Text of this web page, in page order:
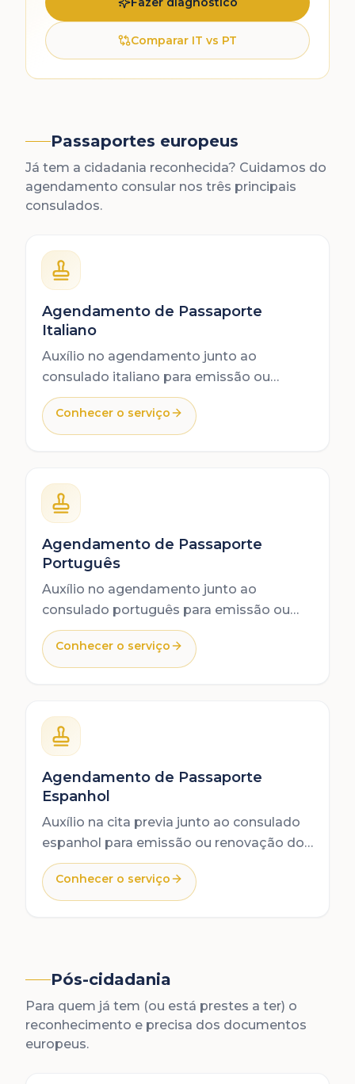
Comparar IT vs PT
Passaportes europeus
Já tem a cidadania reconhecida? Cuidamos do
agendamento consular nos três principais
consulados.
Agendamento de Passaporte
Italiano
Auxílio no agendamento junto ao
consulado italiano para emissão ou
renovação do passaporte italiano.
Conhecer o serviço
Agendamento de Passaporte
Português
Auxílio no agendamento junto ao
consulado português para emissão ou
renovação do passaporte eletrônico
português.
Conhecer o serviço
Agendamento de Passaporte
Espanhol
Auxílio na cita previa junto ao consulado
espanhol para emissão ou renovação do
passaporte espanhol.
Conhecer o serviço
Pós-cidadania
Para quem já tem (ou está prestes a ter) o
reconhecimento e precisa dos documentos
europeus.